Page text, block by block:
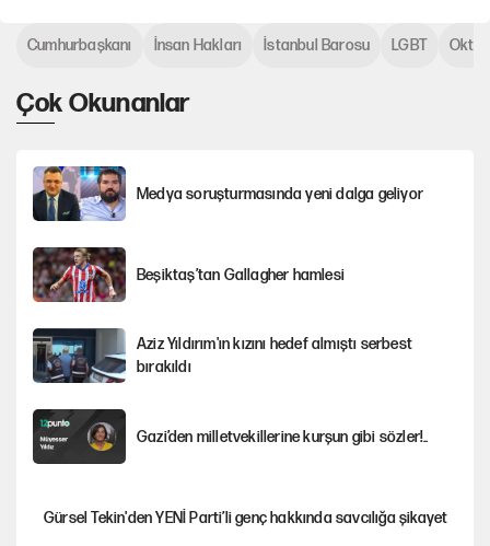
Çok Okunanlar
Medya soruşturmasında yeni dalga geliyor
Beşiktaş’tan Gallagher hamlesi
Aziz Yıldırım'ın kızını hedef almıştı serbest
bırakıldı
Gazi’den milletvekillerine kurşun gibi sözler!..
Gürsel Tekin'den YENİ Parti’li genç hakkında savcılığa şikayet
Cumhurbaşkanı İnsan Hakları İstanbul Barosu LGBT